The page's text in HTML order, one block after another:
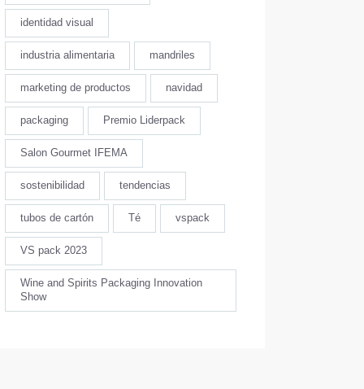
identidad visual
industria alimentaria mandriles
marketing de productos navidad
packaging Premio Liderpack
Salon Gourmet IFEMA
sostenibilidad tendencias
tubos de cartón Té vspack
VS pack 2023
Wine and Spirits Packaging Innovation
Show